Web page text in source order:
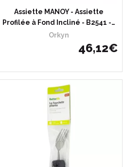
Assiette MANOY - Assiette
Profilée à Fond Incliné - B2541 -…
Orkyn
46,12€